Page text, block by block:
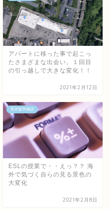
アパートに移った事で起こっ
たさまざまな出会い。１回目
の引っ越しで大きな変化！！
2021年2月12日
英米留学物語
ESLの授業で・・えっ？？ 海
外で気づく自らの見る景色の
大変化
2021年2月8日